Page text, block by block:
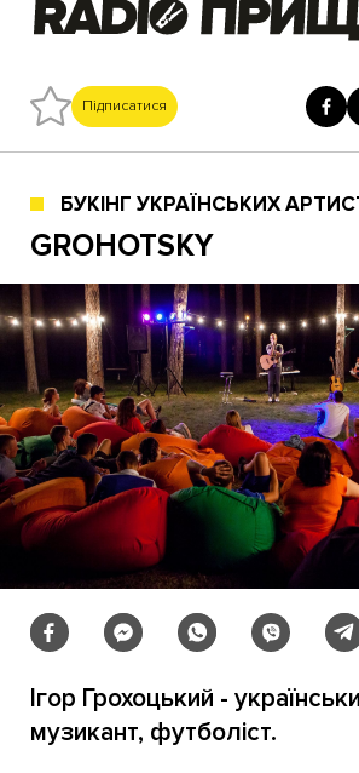
Підписатися
БУКІНГ УКРАЇНСЬКИХ
GROHOTSKY
Ігор Грохоцький -
музикант, футболіст.